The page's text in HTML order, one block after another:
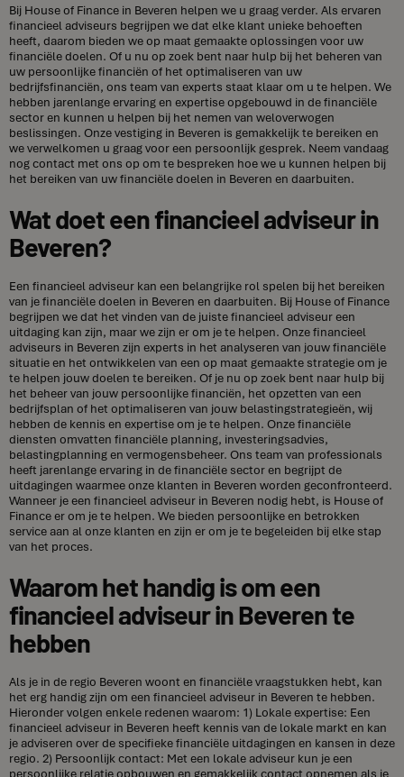
Bij House of Finance in Beveren helpen we u graag verder. Als ervaren
financieel adviseurs begrijpen we dat elke klant unieke behoeften
heeft, daarom bieden we op maat gemaakte oplossingen voor uw
financiële doelen. Of u nu op zoek bent naar hulp bij het beheren van
uw persoonlijke financiën of het optimaliseren van uw
bedrijfsfinanciën, ons team van experts staat klaar om u te helpen. We
hebben jarenlange ervaring en expertise opgebouwd in de financiële
sector en kunnen u helpen bij het nemen van weloverwogen
beslissingen. Onze vestiging in Beveren is gemakkelijk te bereiken en
we verwelkomen u graag voor een persoonlijk gesprek. Neem vandaag
nog contact met ons op om te bespreken hoe we u kunnen helpen bij
het bereiken van uw financiële doelen in Beveren en daarbuiten.
Wat doet een financieel adviseur in
Beveren?
Een financieel adviseur kan een belangrijke rol spelen bij het bereiken
van je financiële doelen in Beveren en daarbuiten. Bij House of Finance
begrijpen we dat het vinden van de juiste financieel adviseur een
uitdaging kan zijn, maar we zijn er om je te helpen. Onze financieel
adviseurs in Beveren zijn experts in het analyseren van jouw financiële
situatie en het ontwikkelen van een op maat gemaakte strategie om je
te helpen jouw doelen te bereiken. Of je nu op zoek bent naar hulp bij
het beheer van jouw persoonlijke financiën, het opzetten van een
bedrijfsplan of het optimaliseren van jouw belastingstrategieën, wij
hebben de kennis en expertise om je te helpen. Onze financiële
diensten omvatten financiële planning, investeringsadvies,
belastingplanning en vermogensbeheer. Ons team van professionals
heeft jarenlange ervaring in de financiële sector en begrijpt de
uitdagingen waarmee onze klanten in Beveren worden geconfronteerd.
Wanneer je een financieel adviseur in Beveren nodig hebt, is House of
Finance er om je te helpen. We bieden persoonlijke en betrokken
service aan al onze klanten en zijn er om je te begeleiden bij elke stap
van het proces.
Waarom het handig is om een
financieel adviseur in Beveren te
hebben
Als je in de regio Beveren woont en financiële vraagstukken hebt, kan
het erg handig zijn om een financieel adviseur in Beveren te hebben.
Hieronder volgen enkele redenen waarom: 1) Lokale expertise: Een
financieel adviseur in Beveren heeft kennis van de lokale markt en kan
je adviseren over de specifieke financiële uitdagingen en kansen in deze
regio. 2) Persoonlijk contact: Met een lokale adviseur kun je een
persoonlijke relatie opbouwen en gemakkelijk contact opnemen als je